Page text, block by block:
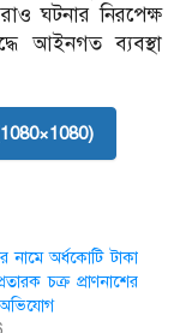
ঘটনার নিরপেক্ষ
আইনগত ব্যবস্থা
নামে অর্ধকোটি টাকা
চক্র প্রাণনাশের
অভিযোগ